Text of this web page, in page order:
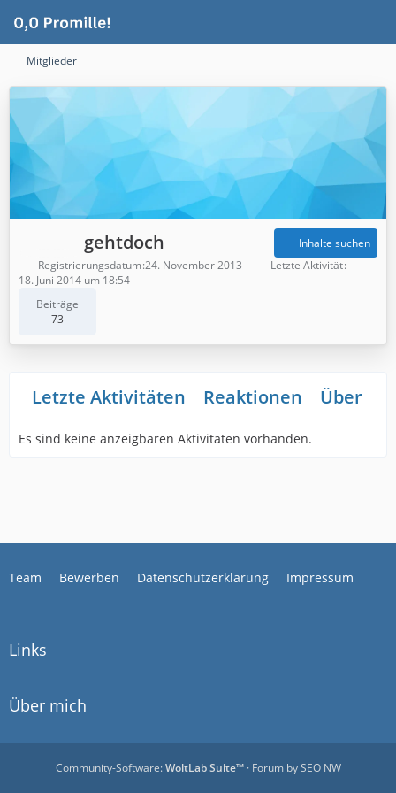
Mitglieder
gehtdoch
Beiträge
73
Inhalte suchen
Registrierungsdatum 24. November 2013
Letzte Aktivität
18. Juni 2014 um 18:54
Letzte Aktivitäten Reaktionen Über
Es sind keine anzeigbaren Aktivitäten vorhanden.
Team Bewerben Datenschutzerklärung Impressum
Links
Über mich
Community-Software:WoltLab Suite™· Forum bySEO NW